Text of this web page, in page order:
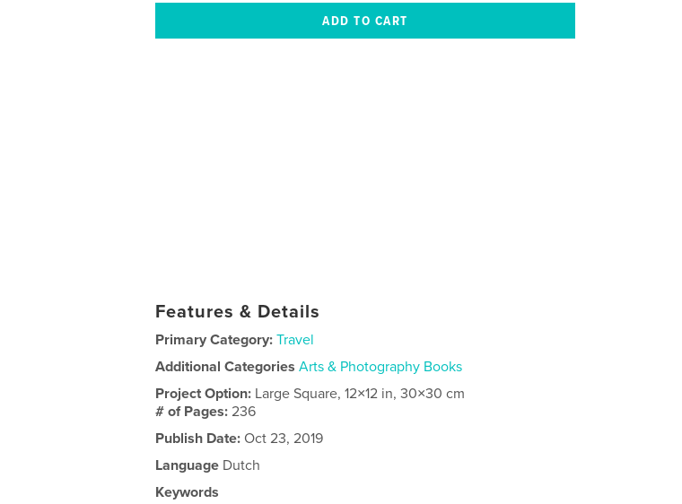
Features & Details
Primary Category: Travel
Additional Categories Arts & Photography Books
Project Option: Large Square, 12×12 in, 30×30 cm
# of Pages:236
Publish Date: Oct 23, 2019
Language Dutch
Keywords